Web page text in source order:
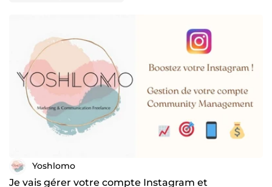
Yoshlomo
Je vais gérer votre compte Instagram et